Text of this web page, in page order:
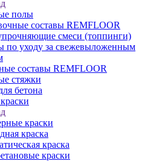
полы
составы REMFLOOR
смеси (топпинги)
по уходу за свежевыложенным
составы REMFLOOR
стяжки
бетона
краски
краска
краска
краски